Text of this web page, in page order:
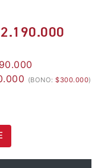
(BONO: $300.000)